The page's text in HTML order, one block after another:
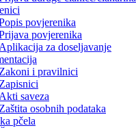
povjerenika
povjerenika
Aplikacija za doseljavanje
Zakoni i pravilnici
Zapisnici
Akti saveza
Zaštita osobnih podataka
pčela